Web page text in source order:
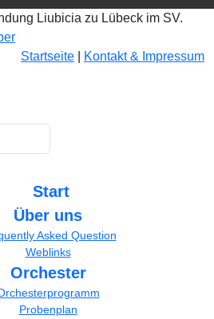
Liubicia zu Lübeck im SV.
Startseite
Kontakt & Impressum
Start
Über uns
Asked Question
Weblinks
Orchester
Probenplan